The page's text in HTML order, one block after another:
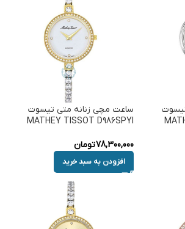
ساعت مچی زنانه متی تیسوت
MATHEY TISSOT D986SPYI
78,300,000تومان
افزودن به سبد خرید